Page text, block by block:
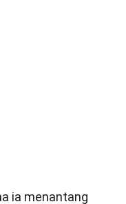
ia menantang